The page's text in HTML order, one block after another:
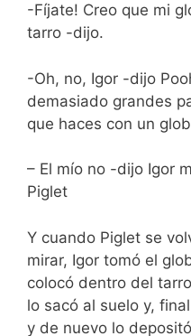
-Fíjate! Creo que mi
tarro -dijo.
-Oh, no, Igor -dijo
demasiado grandes
que haces con un
– El mío no -dijo Igor
Piglet
Y cuando Piglet se
mirar, Igor tomó el
colocó dentro del
lo sacó al suelo y,
y de nuevo lo